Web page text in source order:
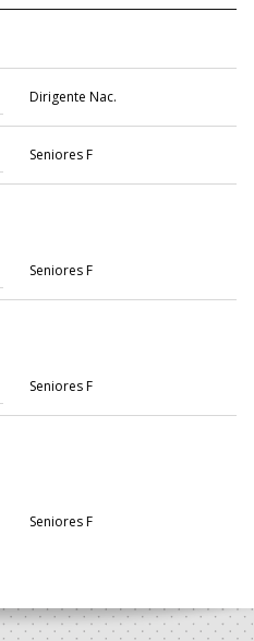
Dirigente Nac.
Seniores F
Seniores F
Seniores F
Seniores F